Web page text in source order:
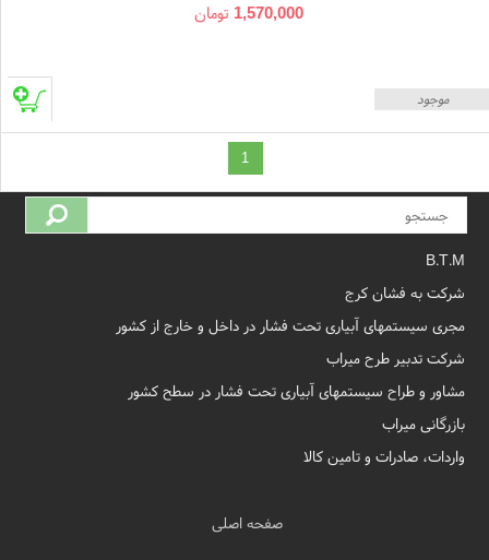
1,570,000 تومان
موجود
1
B.T.M
شرکت به فشان کرج
مجری سیستمهای آبیاری تحت فشار در داخل و خارج از کشور
شرکت تدبیر طرح میراب
مشاور و طراح سیستمهای آبیاری تحت فشار در سطح کشور
بازرگانی میراب
واردات، صادرات و تامین کالا
صفحه اصلی